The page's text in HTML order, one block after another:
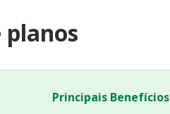
Principais Benefícios